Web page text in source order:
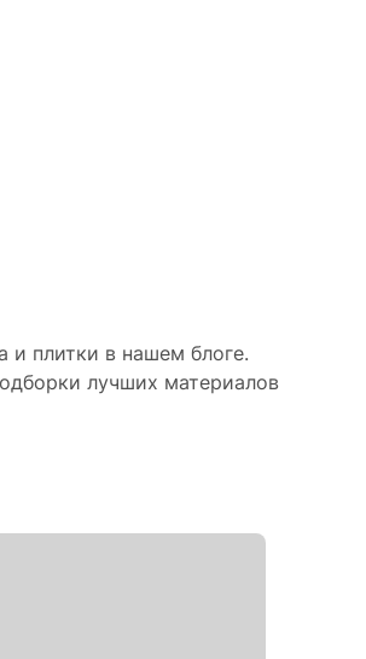
и плитки в нашем блоге.
лучших материалов